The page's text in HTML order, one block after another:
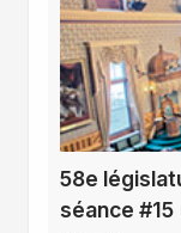
58e
séance